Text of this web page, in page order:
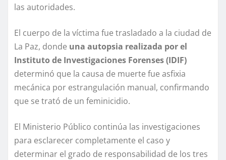
las autoridades.
El cuerpo de la víctima fue trasladado a la ciudad de
La Paz, donde una autopsia realizada por el
Instituto de Investigaciones Forenses (IDIF)
determinó que la causa de muerte fue asfixia
mecánica por estrangulación manual, confirmando
que se trató de un feminicidio.
El Ministerio Público continúa las investigaciones
para esclarecer completamente el caso y
determinar el grado de responsabilidad de los tres